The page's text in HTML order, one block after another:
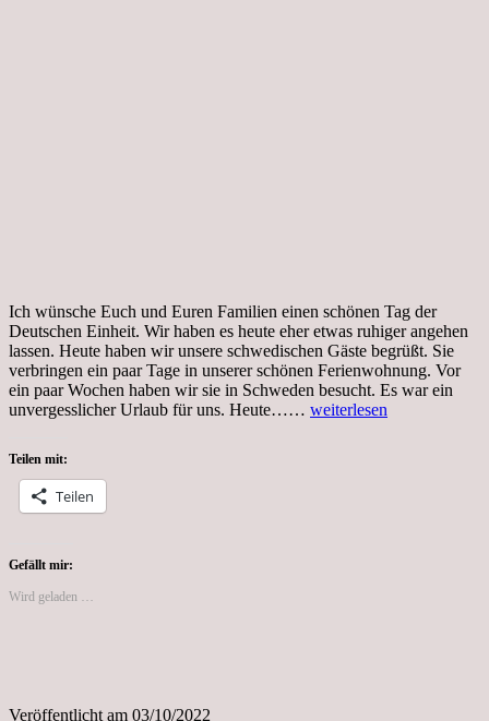
Ich wünsche Euch und Euren Familien einen schönen Tag der
Deutschen Einheit. Wir haben es heute eher etwas ruhiger angehen
lassen. Heute haben wir unsere schwedischen Gäste begrüßt. Sie
verbringen ein paar Tage in unserer schönen Ferienwohnung. Vor
ein paar Wochen haben wir sie in Schweden besucht. Es war ein
unvergesslicher Urlaub für uns. Heute…… 3.Oktober
weiterlesen
Teilen mit:
Teilen
Gefällt mir:
Wird geladen …
Veröffentlicht am 03/10/2022